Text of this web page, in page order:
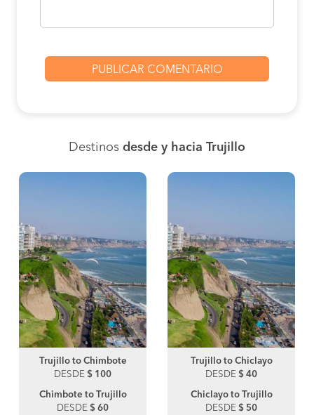
Destinos desde y hacia Trujillo
Trujillo to Chimbote
DESDE $ 100
Chimbote to Trujillo
DESDE $ 60
Trujillo to Chiclayo
DESDE $ 40
Chiclayo to Trujillo
DESDE $ 50